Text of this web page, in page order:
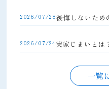
2026/07/28
2026/07/24実家じまいとは
一覧